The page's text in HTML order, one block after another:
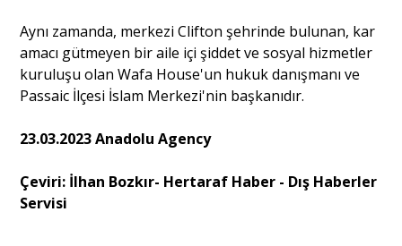
Aynı zamanda, merkezi Clifton şehrinde bulunan, kar
amacı gütmeyen bir aile içi şiddet ve sosyal hizmetler
kuruluşu olan Wafa House'un hukuk danışmanı ve
Passaic İlçesi İslam Merkezi'nin başkanıdır.
23.03.2023 Anadolu Agency
Çeviri: İlhan Bozkır- Hertaraf Haber - Dış Haberler
Servisi